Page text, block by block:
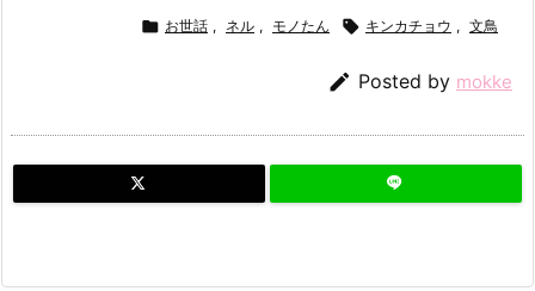
 お世話 , ネル , モノたん  キンカチョウ , 文鳥
 Posted by mokke